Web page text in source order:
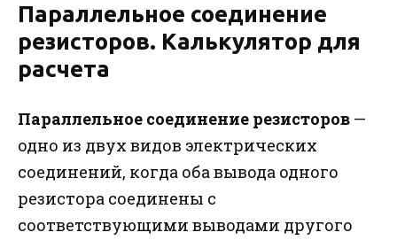
Параллельное соединение
резисторов. Калькулятор для
расчета
Параллельное соединение резисторов —
одно из двух видов электрических
соединений, когда оба вывода одного
резистора соединены с
соответствующими выводами другого